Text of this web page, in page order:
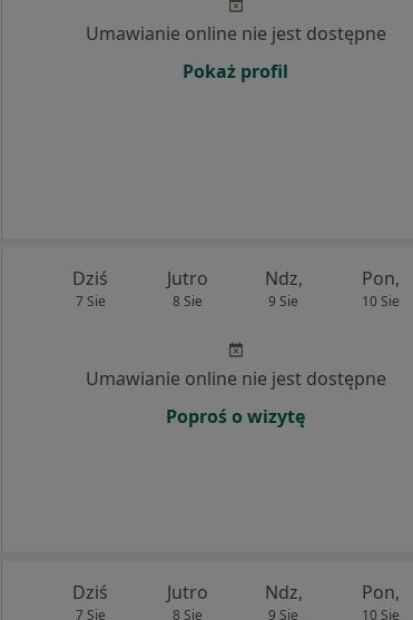
Umawianie online nie jest dostępne
Pokaż profil
Dziś
7 Sie
Jutro
8 Sie
Ndz,
9 Sie
Pon,
10 Sie
Umawianie online nie jest dostępne
Poproś o wizytę
Dziś
7 Sie
Jutro
8 Sie
Ndz,
9 Sie
Pon,
10 Sie